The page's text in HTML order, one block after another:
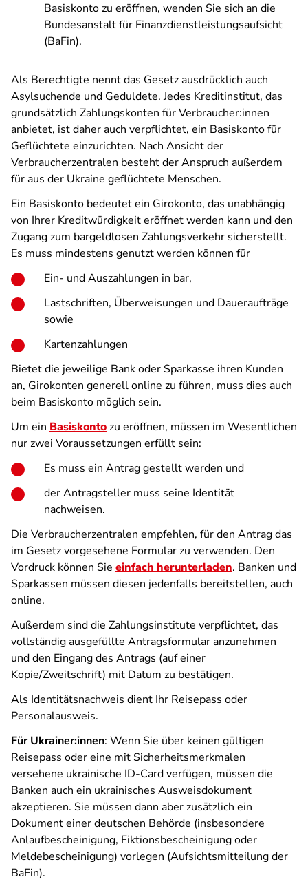
Basiskonto zu eröffnen, wenden Sie sich an die
Bundesanstalt für Finanzdienstleistungsaufsicht
(BaFin).
Als Berechtigte nennt das Gesetz ausdrücklich auch
Asylsuchende und Geduldete. Jedes Kreditinstitut, das
grundsätzlich Zahlungskonten für Verbraucher:innen
anbietet, ist daher auch verpflichtet, ein Basiskonto für
Geflüchtete einzurichten. Nach Ansicht der
Verbraucherzentralen besteht der Anspruch außerdem
für aus der Ukraine geflüchtete Menschen.
Ein Basiskonto bedeutet ein Girokonto, das unabhängig
von Ihrer Kreditwürdigkeit eröffnet werden kann und den
Zugang zum bargeldlosen Zahlungsverkehr sicherstellt.
Es muss mindestens genutzt werden können für
Ein- und Auszahlungen in bar,
Lastschriften, Überweisungen und Daueraufträge
sowie
Kartenzahlungen
Bietet die jeweilige Bank oder Sparkasse ihren Kunden
an, Girokonten generell online zu führen, muss dies auch
beim Basiskonto möglich sein.
Um ein Basiskontozu eröffnen, müssen im Wesentlichen
nur zwei Voraussetzungen erfüllt sein:
Es muss ein Antrag gestellt werden und
der Antragsteller muss seine Identität
nachweisen.
Die Verbraucherzentralen empfehlen, für den Antrag das
im Gesetz vorgesehene Formular zu verwenden. Den
Vordruck können Sie einfach herunterladen. Banken und
Sparkassen müssen diesen jedenfalls bereitstellen, auch
online.
Außerdem sind die Zahlungsinstitute verpflichtet, das
vollständig ausgefüllte Antragsformular anzunehmen
und den Eingang des Antrags (auf einer
Kopie/Zweitschrift) mit Datum zu bestätigen.
Als Identitätsnachweis dient Ihr Reisepass oder
Personalausweis.
Für Ukrainer:innen: Wenn Sie über keinen gültigen
Reisepass oder eine mit Sicherheitsmerkmalen
versehene ukrainische ID-Card verfügen, müssen die
Banken auch ein ukrainisches Ausweisdokument
akzeptieren. Sie müssen dann aber zusätzlich ein
Dokument einer deutschen Behörde (insbesondere
Anlaufbescheinigung, Fiktionsbescheinigung oder
Meldebescheinigung) vorlegen (Aufsichtsmitteilung der
BaFin).